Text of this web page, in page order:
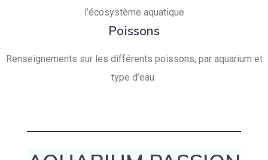
l’écosystème aquatique
Poissons
Renseignements sur les différents poissons, par aquarium et
type d’eau